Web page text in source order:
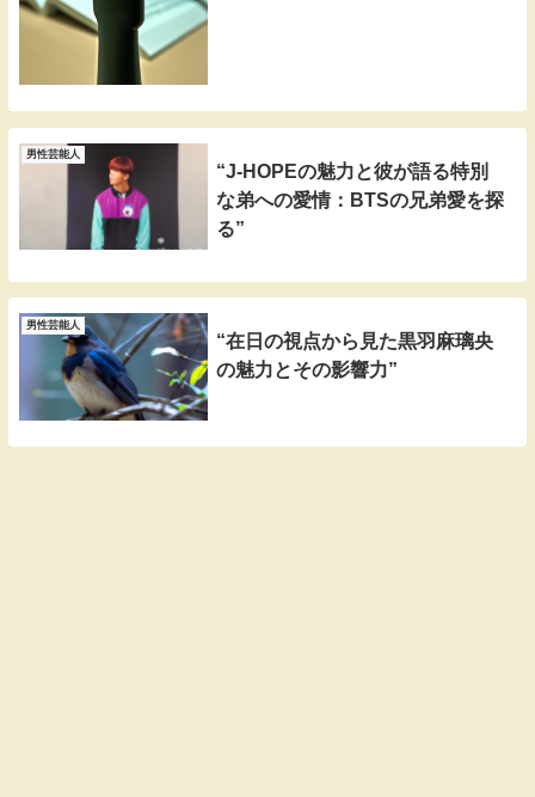
男性芸能人
“J-HOPEの魅力と彼が語る特別
な弟への愛情：BTSの兄弟愛を探
る”
男性芸能人
“在日の視点から見た黒羽麻璃央
の魅力とその影響力”